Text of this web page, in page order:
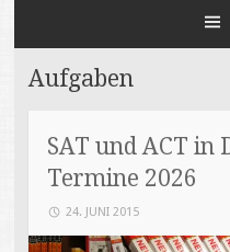
Your
SPRINGEN
Aufgaben
SAT und ACT in
Termine 2026
24. JUNI 2015